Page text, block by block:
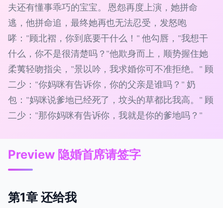
夫还有懂事乖巧的宝宝。 恩怨再度上演，她拼命
逃，他拼命追，最终她再也无法忍受，发怒咆
哮："顾北褶，你到底要干什么！" 他勾唇，"我想干
什么，你不是很清楚吗？"他欺身而上，顺势握住她
柔荑轻吻指尖，"景以吟，我求婚你可不准拒绝。" 顾
二少："你妈咪有告诉你，你的父亲是谁吗？" 奶
包："妈咪说爹地已经死了，坟头的草都比我高。" 顾
二少："那你妈咪有告诉你，我就是你的爹地吗？"
Preview 隐婚首席请签字
第1章 还给我